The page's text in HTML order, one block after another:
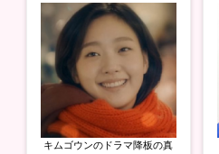
で
(
新
し
い
ン
ド
ウ
で
る
に
は
ク
リ
ッ
ク
し
て
く
さ
い
(
+
で
共
有
(
し
い
ウ
ィ
ン
ド
ウ
で
キムゴウンのドラマ降板の真